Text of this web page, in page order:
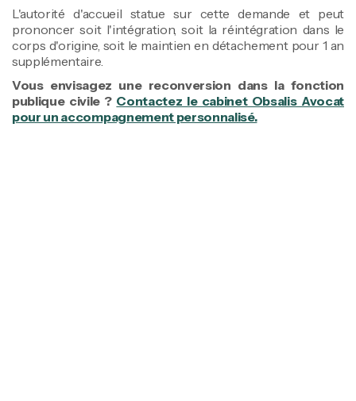
L'autorité d'accueil statue sur cette demande et peut
prononcer soit l'intégration, soit la réintégration dans le
corps d'origine, soit le maintien en détachement pour 1 an
supplémentaire.
Vous envisagez une reconversion dans la fonction
publique civile ? Contactez le cabinet Obsalis Avocat
pour un accompagnement personnalisé.